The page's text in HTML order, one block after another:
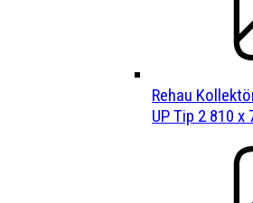
Rehau
UP Tip 2 810 x